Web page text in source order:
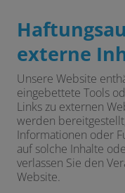
externe
Unsere Website
eingebettete Tools
Links zu externen
werden
Informationen oder
auf solche Inhalte
verlassen Sie den
Website.